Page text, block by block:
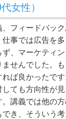
女性）
フィードバック
仕事では広告を
ず、マーケティ
ませんでした。
れば良かったで
ても方向性が
。講義では他の
でき、そういう